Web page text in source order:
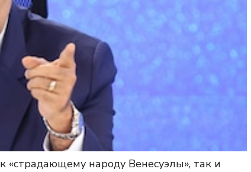
«страдающему народу Венесуэлы», так и